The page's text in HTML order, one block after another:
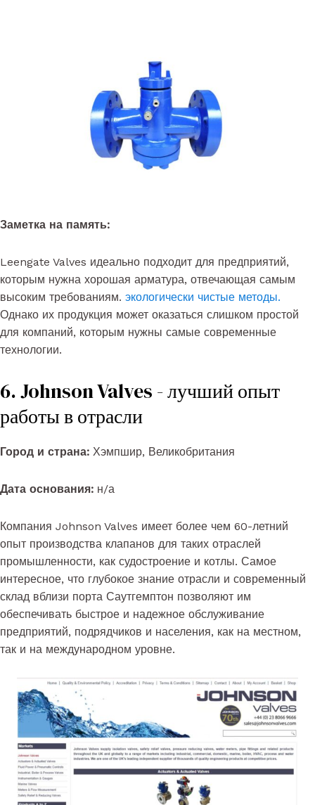
Заметка на память:
Leengate Valves идеально подходит для предприятий,
которым нужна хорошая арматура, отвечающая самым
высоким требованиям. экологически чистые методы.
Однако их продукция может оказаться слишком простой
для компаний, которым нужны самые современные
технологии.
6. Johnson Valves - лучший опыт
работы в отрасли
Город и страна: Хэмпшир, Великобритания
Дата основания: н/а
Компания Johnson Valves имеет более чем 60-летний
опыт производства клапанов для таких отраслей
промышленности, как судостроение и котлы. Самое
интересное, что глубокое знание отрасли и современный
склад вблизи порта Саутгемптон позволяют им
обеспечивать быстрое и надежное обслуживание
предприятий, подрядчиков и населения, как на местном,
так и на международном уровне.